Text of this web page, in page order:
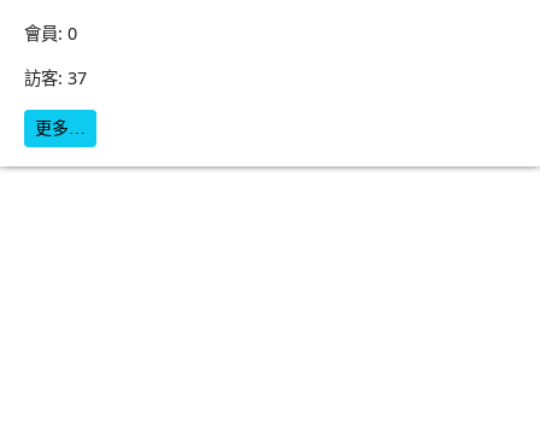
會員: 0
訪客: 37
更多…